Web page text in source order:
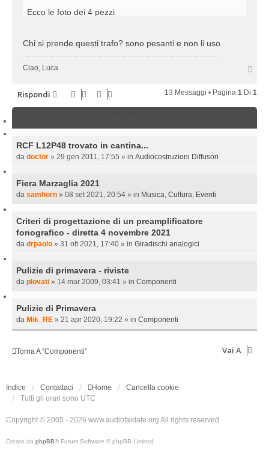
Ecco le foto dei 4 pezzi
Chi si prende questi trafo? sono pesanti e non li uso.
Ciao, Luca
Rispondi 13 Messaggi • Pagina 1 Di 1
RCF L12P48 trovato in cantina...
da doctor » 29 gen 2011, 17:55 » in Audiocostruzioni Diffusori
Fiera Marzaglia 2021
da samhorn » 08 set 2021, 20:54 » in Musica, Cultura, Eventi
Criteri di progettazione di un preamplificatore
fonografico - diretta 4 novembre 2021
da drpaolo » 31 ott 2021, 17:40 » in Giradischi analogici
Pulizie di primavera - riviste
da plovati » 14 mar 2009, 03:41 » in Componenti
Pulizie di Primavera
da Mik_RE » 21 apr 2020, 19:22 » in Componenti
Torna A “Componenti” Vai A
Indice Contattaci Home
Cancella cookie
Tutti gli orari sono UTC
Copyright © 2005 - 2026 www.audiofaidate.org All rights reserved.
Creato da phpBB® Forum Software © phpBB Limited